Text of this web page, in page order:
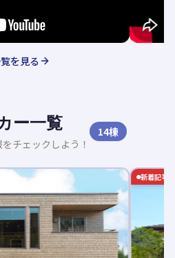
を見る
ー一覧
チェックしよう！
14棟
新着記事